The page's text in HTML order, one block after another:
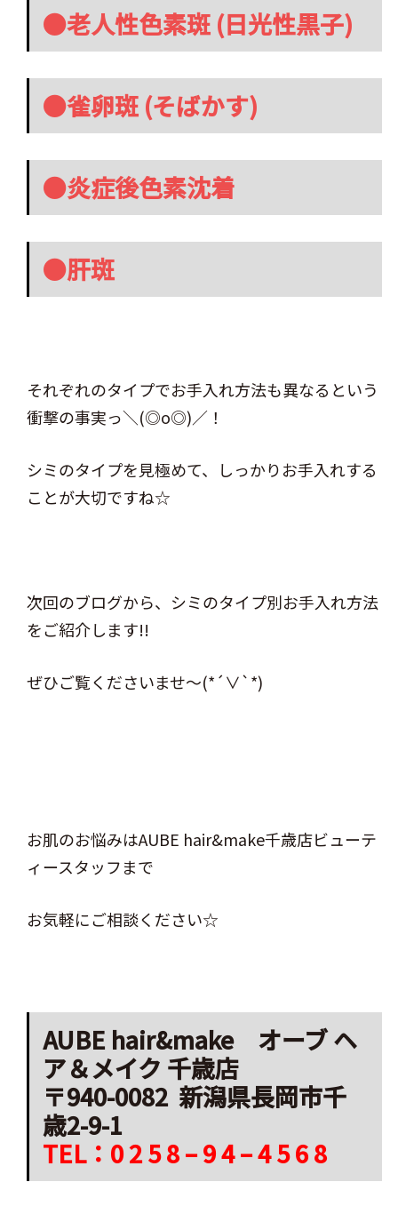
●老人性色素斑 (日光性黒子)
●雀卵斑 (そばかす)
●炎症後色素沈着
●肝斑
それぞれのタイプでお手入れ方法も異なるという
衝撃の事実っ＼(◎o◎)／！
シミのタイプを見極めて、しっかりお手入れする
ことが大切ですね☆
次回のブログから、シミのタイプ別お手入れ方法
をご紹介します!!
ぜひご覧くださいませ～(*´∨`*)
お肌のお悩みはAUBE hair&make千歳店ビューテ
ィースタッフまで
お気軽にご相談ください☆
AUBE hair&make オーブ ヘ
ア＆メイク 千歳店
〒940-0082 新潟県長岡市千
歳2-9-1
TEL：0 2 5 8 – 9 4 – 4 5 6 8